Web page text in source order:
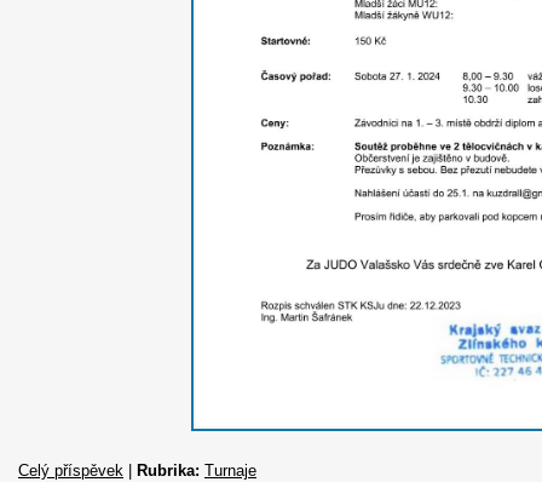
Celý příspěvek Rubrika: Turnaje